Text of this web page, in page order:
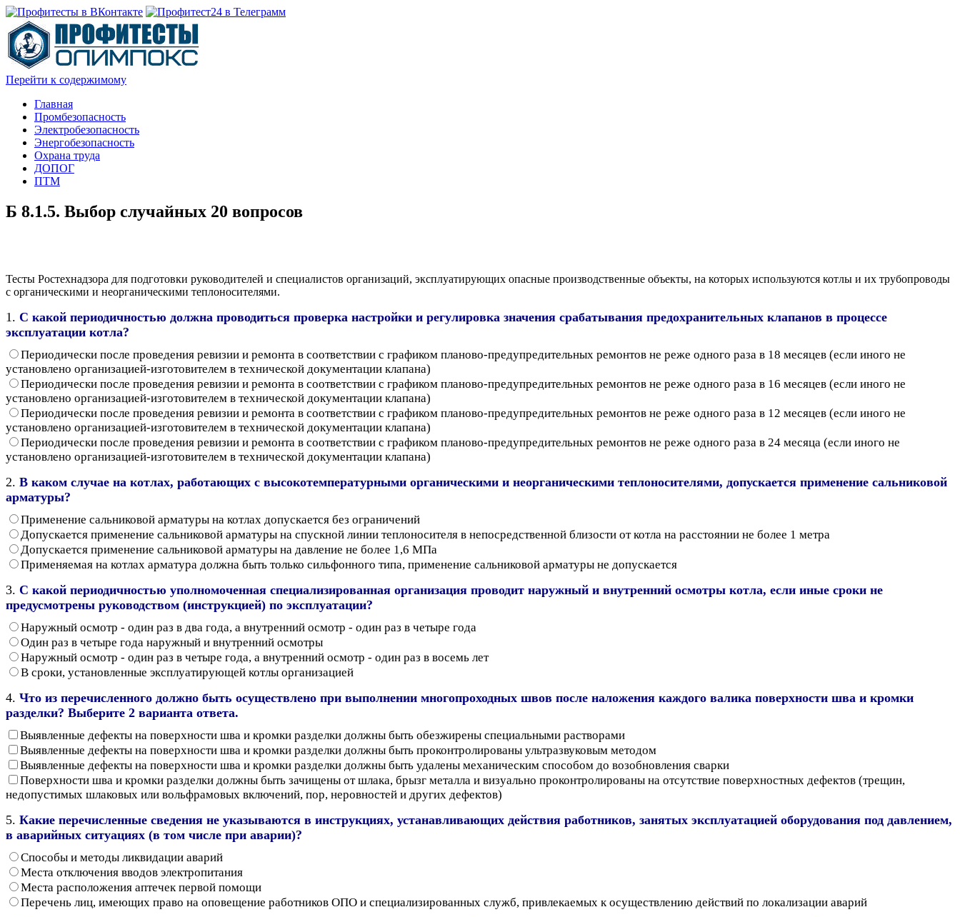
Перейти к содержимому
Главная
Промбезопасность
Электробезопасность
Энергобезопасность
Охрана труда
ДОПОГ
ПТМ
Б 8.1.5. Выбор случайных 20 вопросов
Тесты Ростехнадзора для подготовки руководителей и специалистов организаций, эксплуатирующих опасные производственные объекты, на которых используются котлы и их трубопроводы
с органическими и неорганическими теплоносителями.
1. С какой периодичностью должна проводиться проверка настройки и регулировка значения срабатывания предохранительных клапанов в процессе
эксплуатации котла?
Периодически после проведения ревизии и ремонта в соответствии с графиком планово-предупредительных ремонтов не реже одного раза в 18 месяцев (если иного не
установлено организацией-изготовителем в технической документации клапана)
Периодически после проведения ревизии и ремонта в соответствии с графиком планово-предупредительных ремонтов не реже одного раза в 16 месяцев (если иного не
установлено организацией-изготовителем в технической документации клапана)
Периодически после проведения ревизии и ремонта в соответствии с графиком планово-предупредительных ремонтов не реже одного раза в 12 месяцев (если иного не
установлено организацией-изготовителем в технической документации клапана)
Периодически после проведения ревизии и ремонта в соответствии с графиком планово-предупредительных ремонтов не реже одного раза в 24 месяца (если иного не
установлено организацией-изготовителем в технической документации клапана)
2. В каком случае на котлах, работающих с высокотемпературными органическими и неорганическими теплоносителями, допускается применение сальниковой
арматуры?
Применение сальниковой арматуры на котлах допускается без ограничений
Допускается применение сальниковой арматуры на спускной линии теплоносителя в непосредственной близости от котла на расстоянии не более 1 метра
Допускается применение сальниковой арматуры на давление не более 1,6 МПа
Применяемая на котлах арматура должна быть только сильфонного типа, применение сальниковой арматуры не допускается
3. С какой периодичностью уполномоченная специализированная организация проводит наружный и внутренний осмотры котла, если иные сроки не
предусмотрены руководством (инструкцией) по эксплуатации?
Наружный осмотр - один раз в два года, а внутренний осмотр - один раз в четыре года
Один раз в четыре года наружный и внутренний осмотры
Наружный осмотр - один раз в четыре года, а внутренний осмотр - один раз в восемь лет
В сроки, установленные эксплуатирующей котлы организацией
4. Что из перечисленного должно быть осуществлено при выполнении многопроходных швов после наложения каждого валика поверхности шва и кромки
разделки? Выберите 2 варианта ответа.
Выявленные дефекты на поверхности шва и кромки разделки должны быть обезжирены специальными растворами
Выявленные дефекты на поверхности шва и кромки разделки должны быть проконтролированы ультразвуковым методом
Выявленные дефекты на поверхности шва и кромки разделки должны быть удалены механическим способом до возобновления сварки
Поверхности шва и кромки разделки должны быть зачищены от шлака, брызг металла и визуально проконтролированы на отсутствие поверхностных дефектов (трещин,
недопустимых шлаковых или вольфрамовых включений, пор, неровностей и других дефектов)
5. Какие перечисленные сведения не указываются в инструкциях, устанавливающих действия работников, занятых эксплуатацией оборудования под давлением,
в аварийных ситуациях (в том числе при аварии)?
Способы и методы ликвидации аварий
Места отключения вводов электропитания
Места расположения аптечек первой помощи
Перечень лиц, имеющих право на оповещение работников ОПО и специализированных служб, привлекаемых к осуществлению действий по локализации аварий